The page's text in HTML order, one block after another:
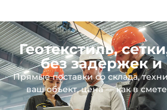
Геотекстиль,
без задержек и
Прямые поставки со склада,
ваш объект, цена — как в